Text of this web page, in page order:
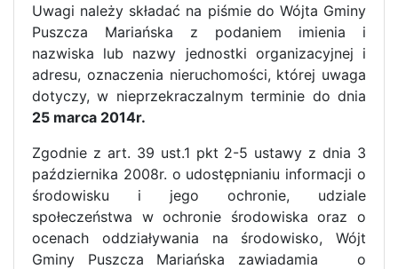
Uwagi należy składać na piśmie do Wójta Gminy
Puszcza Mariańska z podaniem imienia i
nazwiska lub nazwy jednostki organizacyjnej i
adresu, oznaczenia nieruchomości, której uwaga
dotyczy, w nieprzekraczalnym terminie do dnia
25 marca 2014r.
Zgodnie z art. 39 ust.1 pkt 2-5 ustawy z dnia 3
października 2008r. o udostępnianiu informacji o
środowisku i jego ochronie, udziale
społeczeństwa w ochronie środowiska oraz o
ocenach oddziaływania na środowisko, Wójt
Gminy Puszcza Mariańska zawiadamia o